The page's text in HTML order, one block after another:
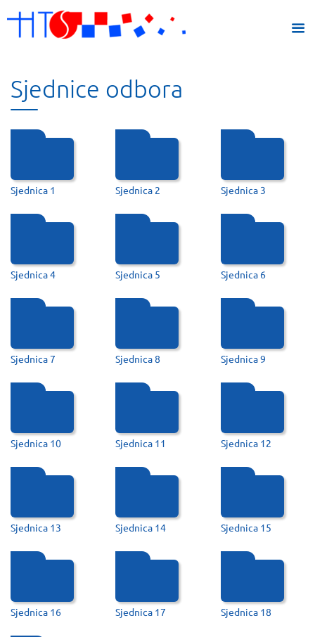
Sjednice odbora
Sjednica 1 Sjednica 2 Sjednica 3
Sjednica 4 Sjednica 5 Sjednica 6
Sjednica 7 Sjednica 8 Sjednica 9
Sjednica 10 Sjednica 11 Sjednica 12
Sjednica 13 Sjednica 14 Sjednica 15
Sjednica 16 Sjednica 17 Sjednica 18